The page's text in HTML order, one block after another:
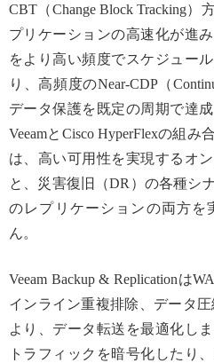
CBT（Change Block Tracking）
プリケーションの高速化が進
をより高い頻度でスケジュー
り、高頻度のNear-CDP（
データ保護を既定の周期で達
VeeamとCisco HyperFlexの組
は、高い可用性を実現するオ
と、災害復旧（DR）の各種シ
のレプリケーションの両方を
ん。
Veeam Backup & Replicationは
インライン重複排除、データ
より、データ転送を最適化し
トラフィックを暗号化したり